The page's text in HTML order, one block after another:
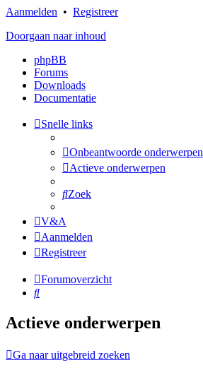
Aanmelden • Registreer
Doorgaan naar inhoud
phpBB
Forums
Downloads
Documentatie
Snelle links
Onbeantwoorde onderwerpen
Actieve onderwerpen
Zoek
V&A
Aanmelden
Registreer
Forumoverzicht
Zoek
Actieve onderwerpen
Ga naar uitgebreid zoeken